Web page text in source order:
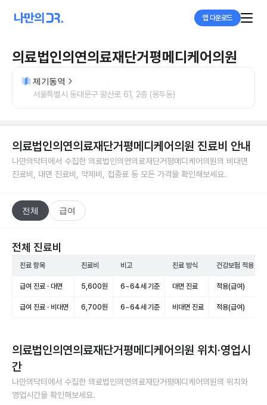
앱 다운로드
의료법인의연의료재단거평메디케어의원
제기동역
서울특별시 동대문구 왕산로 61, 2층 (용두동)
의료법인의연의료재단거평메디케어의원 진료비 안내
나만의닥터에서 수집한 의료법인의연의료재단거평메디케어의원의 비대면
진료비, 대면 진료비, 약제비, 접종료 등 모든 가격을 확인해보세요.
전체 급여
전체 진료비
진료 항목 진료비 비고 진료 방식 건강보험 적용
급여 진료 · 대면 5,600원 6~64세 기준 대면 진료 적용(급여)
급여 진료 · 비대면 6,700원 6~64세 기준 비대면 진료 적용(급여)
의료법인의연의료재단거평메디케어의원 위치·영업시
간
나만의닥터에서 수집한 의료법인의연의료재단거평메디케어의원의 위치와
영업시간을 확인해보세요.